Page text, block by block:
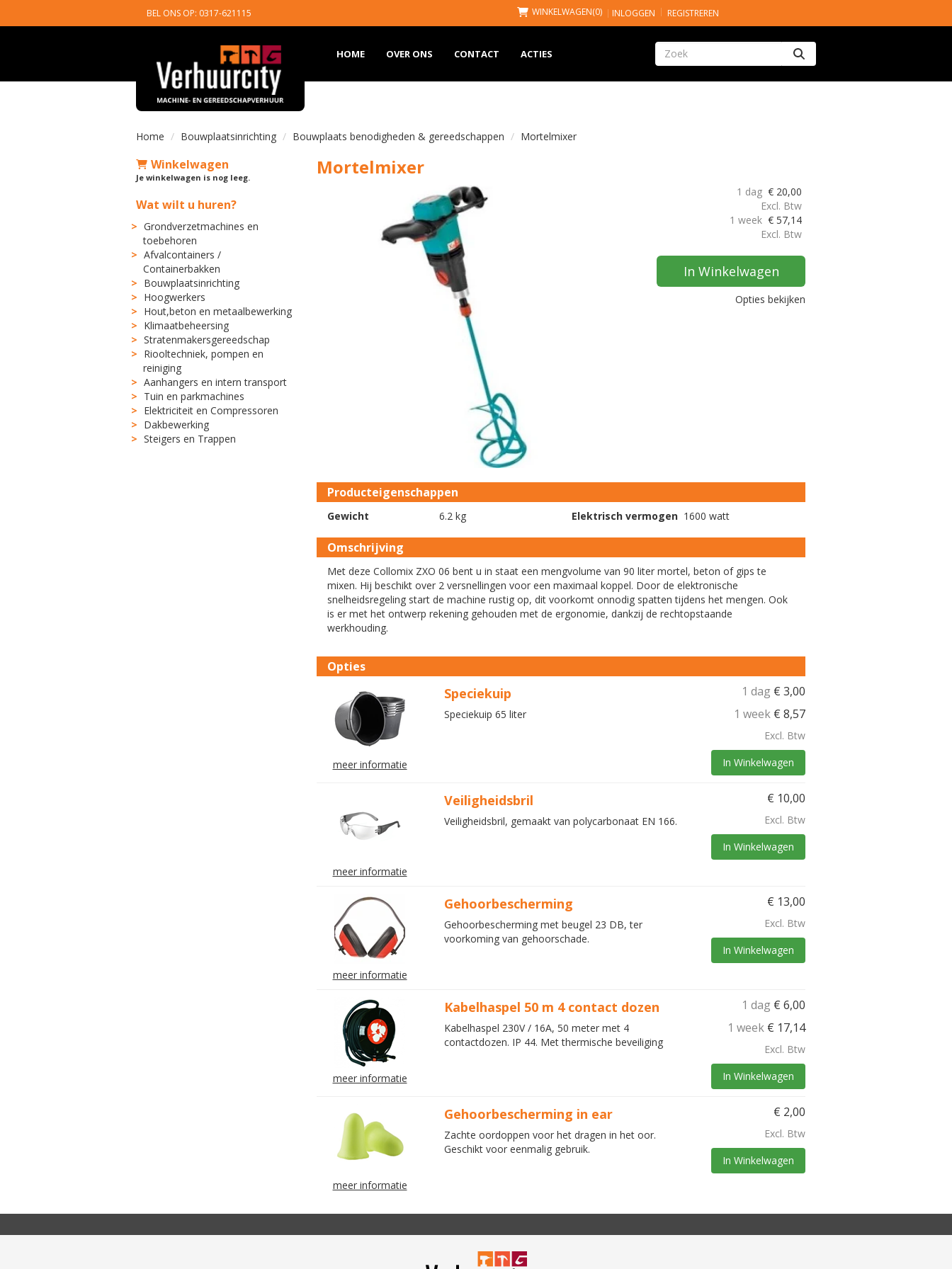
BEL ONS OP: 0317-621115 WINKELWAGEN(0) INLOGGEN REGISTREREN
HOME OVER ONS CONTACT ACTIES Zoeken
Home Bouwplaatsinrichting Bouwplaats benodigheden & gereedschappen Mortelmixer
Winkelwagen
Je winkelwagen is nog leeg.
Wat wilt u huren?
Grondverzetmachines en
toebehoren
Afvalcontainers /
Containerbakken
Bouwplaatsinrichting
Hoogwerkers
Hout,beton en metaalbewerking
Klimaatbeheersing
Stratenmakersgereedschap
Riooltechniek, pompen en
reiniging
Aanhangers en intern transport
Tuin en parkmachines
Elektriciteit en Compressoren
Dakbewerking
Steigers en Trappen
Mortelmixer
1 dag € 20,00
Excl. Btw
1 week € 57,14
Excl. Btw
In Winkelwagen
Opties bekijken
Producteigenschappen
Gewicht 6.2 kg Elektrisch vermogen 1600 watt
Omschrijving
Met deze Collomix ZXO 06 bent u in staat een mengvolume van 90 liter mortel, beton of gips te
mixen. Hij beschikt over 2 versnellingen voor een maximaal koppel. Door de elektronische
snelheidsregeling start de machine rustig op, dit voorkomt onnodig spatten tijdens het mengen. Ook
is er met het ontwerp rekening gehouden met de ergonomie, dankzij de rechtopstaande
werkhouding.
Opties
meer informatie
1 dag € 3,00
1 week € 8,57
Excl. Btw
In Winkelwagen
Speciekuip
Speciekuip 65 liter
meer informatie
€ 10,00
Excl. Btw
In Winkelwagen
Veiligheidsbril
Veiligheidsbril, gemaakt van polycarbonaat EN 166.
meer informatie
€ 13,00
Excl. Btw
In Winkelwagen
Gehoorbescherming
Gehoorbescherming met beugel 23 DB, ter
voorkoming van gehoorschade.
meer informatie
1 dag € 6,00
1 week € 17,14
Excl. Btw
In Winkelwagen
Kabelhaspel 50 m 4 contact dozen
Kabelhaspel 230V / 16A, 50 meter met 4
contactdozen. IP 44. Met thermische beveiliging
meer informatie
€ 2,00
Excl. Btw
In Winkelwagen
Gehoorbescherming in ear
Zachte oordoppen voor het dragen in het oor.
Geschikt voor eenmalig gebruik.